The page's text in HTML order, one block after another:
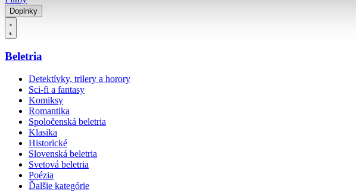
Doplnky
Beletria
Detektívky, trilery a horory
Sci-fi a fantasy
Komiksy
Romantika
Spoločenská beletria
Klasika
Historické
Slovenská beletria
Svetová beletria
Poézia
Ďalšie kategórie